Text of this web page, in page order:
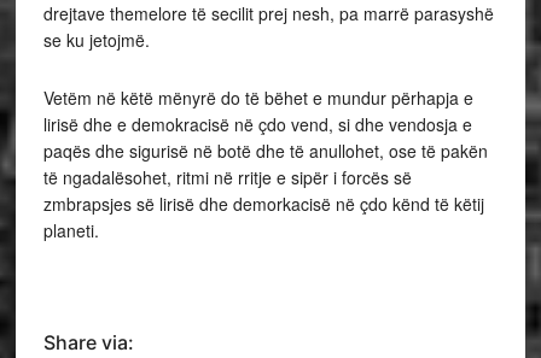
drejtave themelore të secilit prej nesh, pa marrë parasyshë
se ku jetojmë.
Vetëm në këtë mënyrë do të bëhet e mundur përhapja e
lirisë dhe e demokracisë në çdo vend, si dhe vendosja e
paqës dhe sigurisë në botë dhe të anullohet, ose të pakën
të ngadalësohet, ritmi në rritje e sipër i forcës së
zmbrapsjes së lirisë dhe demorkacisë në çdo kënd të këtij
planeti.
Share via: